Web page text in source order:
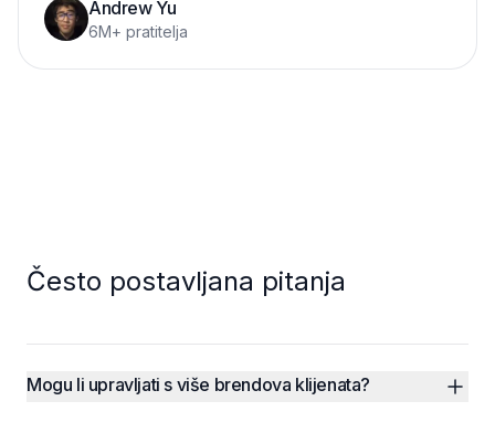
Andrew Yu
6M+ pratitelja
Često postavljana pitanja
Mogu li upravljati s više brendova klijenata?